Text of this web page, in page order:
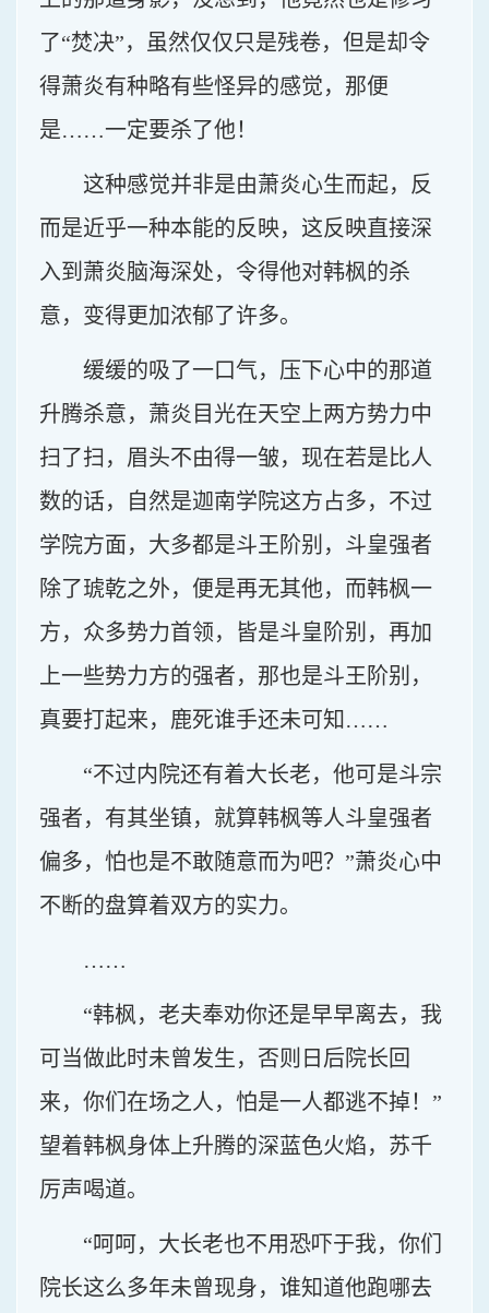
了“焚决”，虽然仅仅只是残卷，但是却令
得萧炎有种略有些怪异的感觉，那便
是……一定要杀了他！
这种感觉并非是由萧炎心生而起，反
而是近乎一种本能的反映，这反映直接深
入到萧炎脑海深处，令得他对韩枫的杀
意，变得更加浓郁了许多。
缓缓的吸了一口气，压下心中的那道
升腾杀意，萧炎目光在天空上两方势力中
扫了扫，眉头不由得一皱，现在若是比人
数的话，自然是迦南学院这方占多，不过
学院方面，大多都是斗王阶别，斗皇强者
除了琥乾之外，便是再无其他，而韩枫一
方，众多势力首领，皆是斗皇阶别，再加
上一些势力方的强者，那也是斗王阶别，
真要打起来，鹿死谁手还未可知……
“不过内院还有着大长老，他可是斗宗
强者，有其坐镇，就算韩枫等人斗皇强者
偏多，怕也是不敢随意而为吧？”萧炎心中
不断的盘算着双方的实力。
……
“韩枫，老夫奉劝你还是早早离去，我
可当做此时未曾发生，否则日后院长回
来，你们在场之人，怕是一人都逃不掉！”
望着韩枫身体上升腾的深蓝色火焰，苏千
厉声喝道。
“呵呵，大长老也不用恐吓于我，你们
院长这么多年未曾现身，谁知道他跑哪去